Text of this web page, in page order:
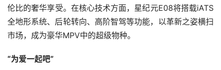
伦比的奢华享受。在核心技术方面，星纪元E08将搭载iATS
全地形系统、后轮转向、高阶智驾等功能，以革新之姿横扫
市场，成为豪华MPV中的超级物种。
“为爱一起吧”